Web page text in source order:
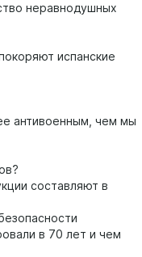
неравнодушных
испанские
антивоенным, чем мы
составляют в
в 70 лет и чем